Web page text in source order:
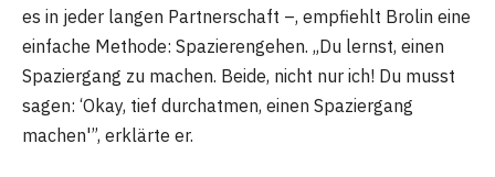
es in jeder langen Partnerschaft –, empfiehlt Brolin eine
einfache Methode: Spazierengehen. „Du lernst, einen
Spaziergang zu machen. Beide, nicht nur ich! Du musst
sagen: ‘Okay, tief durchatmen, einen Spaziergang
machen'”, erklärte er.